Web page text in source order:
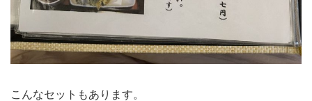
こんなセットもあります。